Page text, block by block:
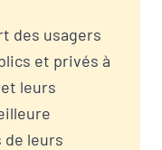
des usagers
et privés à
leurs
de leurs